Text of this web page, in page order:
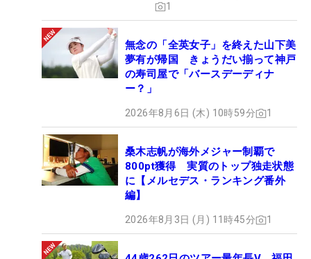
1
無念の「全英女子」を終えた山下美
夢有が帰国 きょうだい揃って神戸
の寿司屋で「バースデーディナ
ー？」
2026年8月6日 (木) 10時59分 1
桑木志帆が海外メジャー制覇で
800pt獲得 実質のトップ独走状態
に【メルセデス・ランキング番外
編】
2026年8月3日 (月) 11時45分 1